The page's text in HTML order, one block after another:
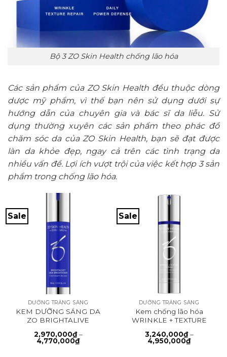
Bộ 3 ZO Skin Health chống lão hóa
Các sản phẩm của ZO Skin Health đều thuộc dòng
dược mỹ phẩm, vì thế bạn nên sử dụng dưới sự
hướng dẫn của chuyên gia và bác sĩ da liễu. Sử
dụng thường xuyên các sản phẩm theo phác đồ
chăm sóc da của ZO Skin Health, bạn sẽ đạt được
làn da khỏe đẹp, ngay cả trên các tình trạng da
nhiều vấn đề. Lợi ích vượt trội của việc kết hợp 3 sản
phẩm trong chống lão hóa.
Sale
DƯỠNG TRẮNG SÁNG
KEM DƯỠNG SÁNG DA
ZO BRIGHTALIVE
2,970,000₫ –
4,770,000₫Khoảng
giá:
Sale
DƯỠNG TRẮNG SÁNG
Kem chống lão hóa
WRINKLE + TEXTURE
3,240,000₫ –
4,950,000₫Khoảng
giá: